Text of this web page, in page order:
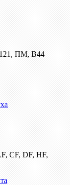
ПМ, В44
CF, DF, HF,